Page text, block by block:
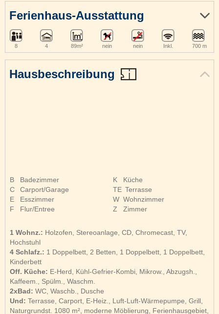
Hausbeschreibung
B
Badezimmer
C
Carport/Garage
E
Esszimmer
F
Flur/Entree
K
Küche
TE Terrasse
W Wohnzimmer
Z
Zimmer
1 Wohnz.: Holzofen, Stereoanlage, CD, Chromecast, TV,
Hochstuhl
4 Schlafz.: 1 Doppelbett, 2 Betten, 1 Doppelbett, 1 Doppelbett,
Kinderbett
Off. Küche: E-Herd, Kühl-Gefrier-Kombi, Mikrow., Abzugsh.,
Kaffeem., Spülm., Waschm.
2xBad: WC, Waschb., Dusche
Und: Terrasse, Carport, E-Heiz., Luft-Luft-Wärmepumpe, Grill,
Naturgrundst. 1080 m², moderne Möblierung, Ferienhausgebiet,
Ferienhaus-Ausstattung
8 4 89m² nein nein Inkl. 700 m